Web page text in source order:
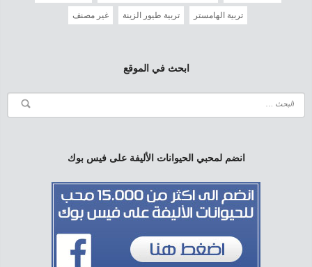
تربية الهامستر تربية طيور الزينة غير مصنف
ابحث في الموقع
انضم لمحبي الحيوانات الأليفة على فيس بوك